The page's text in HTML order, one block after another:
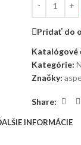
Pridať do
Katalógové
Kategórie:
Značky:
Share:
INFORMÁCIE